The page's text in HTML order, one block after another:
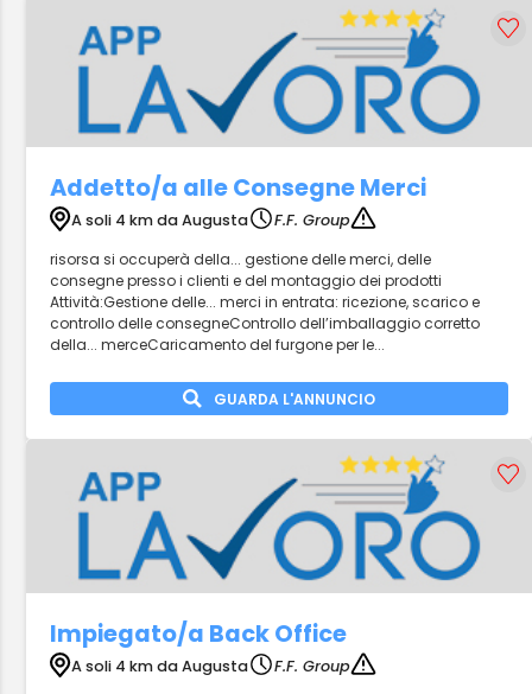
Addetto/a alle Consegne Merci
A soli 4 km da Augusta
F.F. Group
risorsa si occuperà della... gestione delle merci, delle
consegne presso i clienti e del montaggio dei prodotti
Attività:Gestione delle... merci in entrata: ricezione, scarico e
controllo delle consegneControllo dell’imballaggio corretto
della... merceCaricamento del furgone per le...
GUARDA L'ANNUNCIO
Impiegato/a Back Office
A soli 4 km da Augusta
F.F. Group